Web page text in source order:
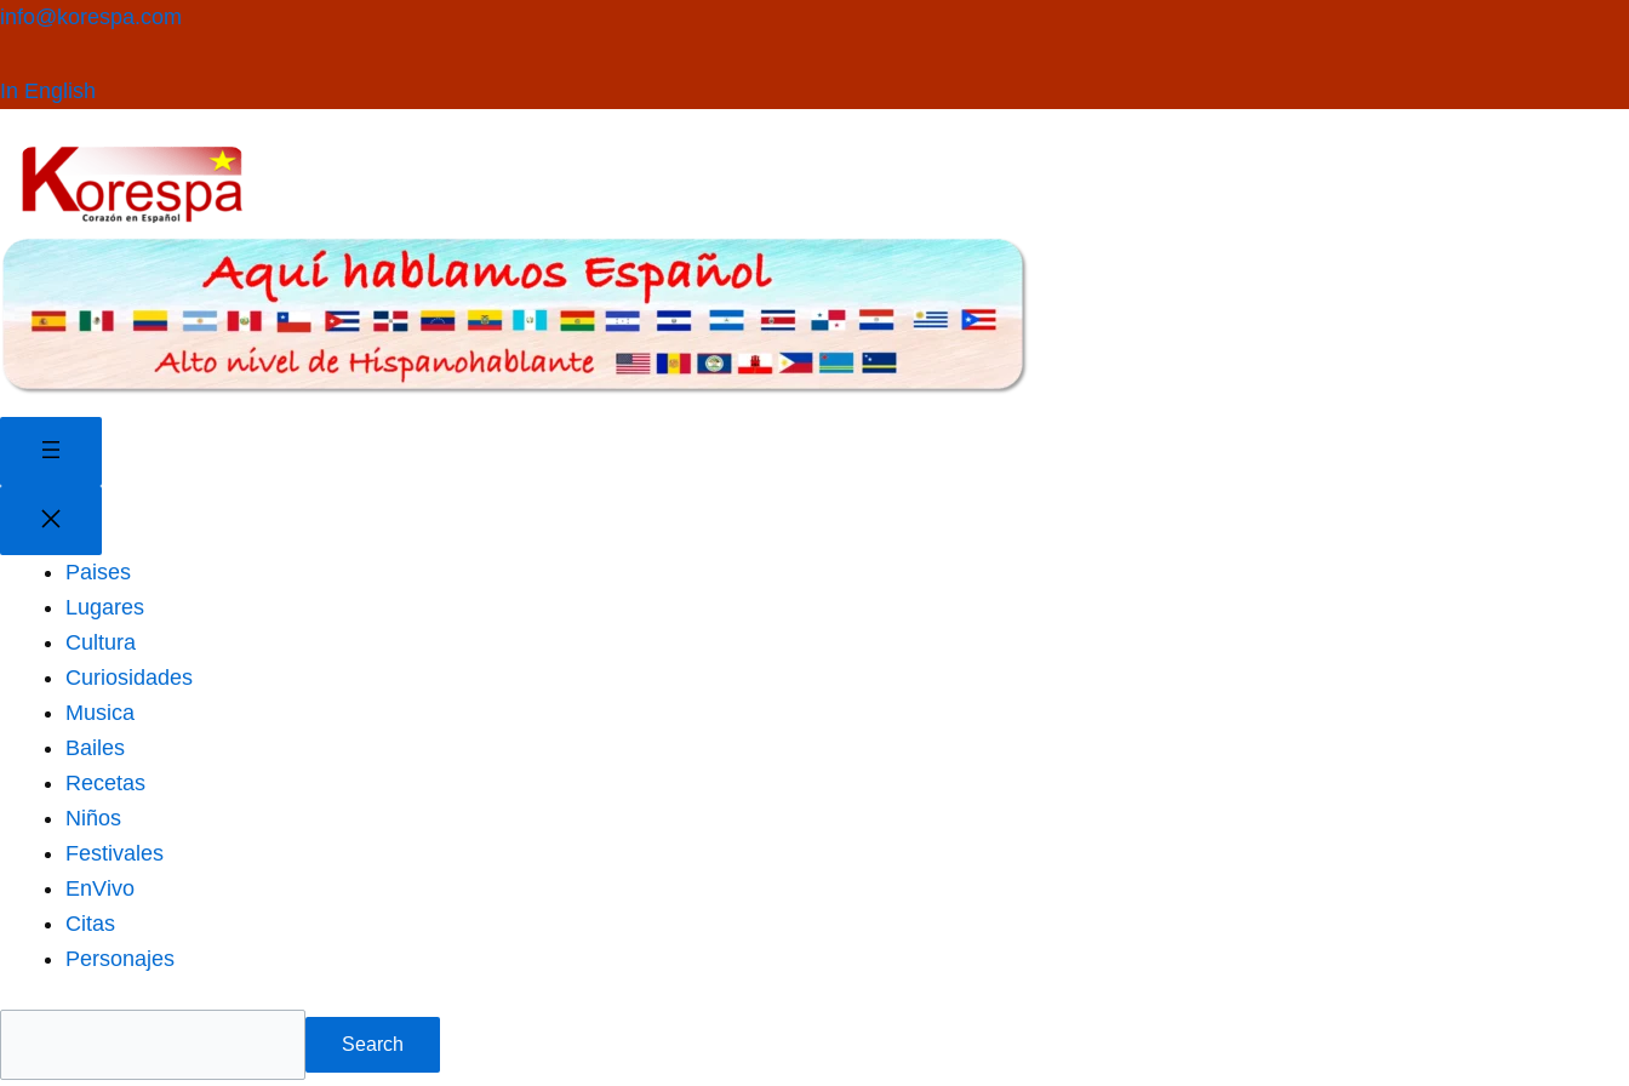
Saltar
contenido
info@korespa.com
In English
Paises
Lugares
Cultura
Curiosidades
Musica
Bailes
Recetas
Niños
Festivales
EnVivo
Citas
Personajes
Buscar
Search